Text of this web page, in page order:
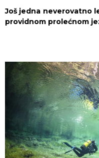
Još jedna neverovatno
providnom prolećnom